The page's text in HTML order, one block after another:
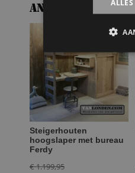
Andere
AANBIEDING!
Steigerhouten
hoogslaper met bureau
Ferdy
€1.199,95Oorspronkelijke